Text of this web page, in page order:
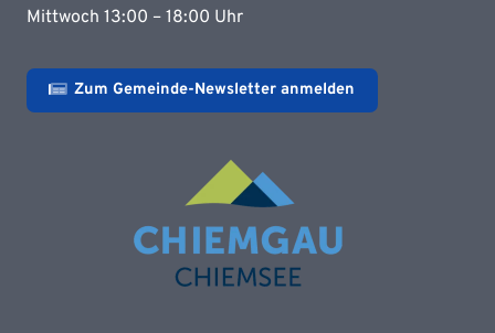
Mittwoch 13:00 – 18:00 Uhr
Zum Gemeinde-Newsletter anmelden